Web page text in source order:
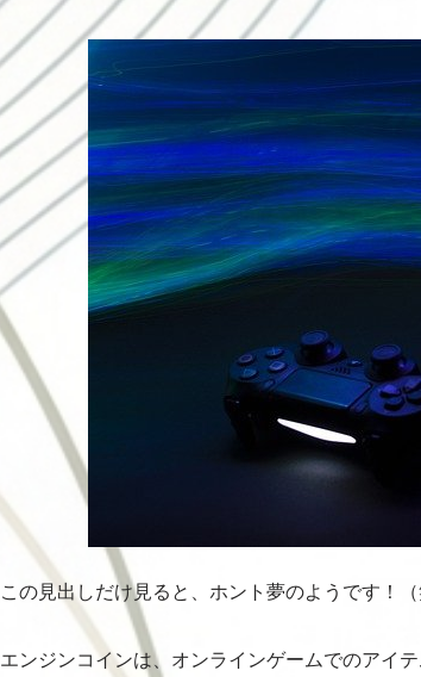
この見出しだけ見ると、ホント夢のようです！
エンジンコインは、オンラインゲームでのアイ